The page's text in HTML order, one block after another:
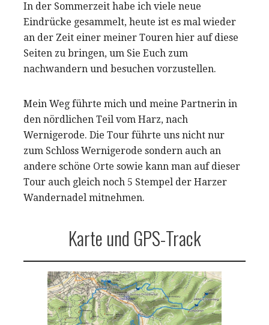
In der Sommerzeit habe ich viele neue
Eindrücke gesammelt, heute ist es mal wieder
an der Zeit einer meiner Touren hier auf diese
Seiten zu bringen, um Sie Euch zum
nachwandern und besuchen vorzustellen.
Mein Weg führte mich und meine Partnerin in
den nördlichen Teil vom Harz, nach
Wernigerode. Die Tour führte uns nicht nur
zum Schloss Wernigerode sondern auch an
andere schöne Orte sowie kann man auf dieser
Tour auch gleich noch 5 Stempel der Harzer
Wandernadel mitnehmen.
Karte und GPS-Track